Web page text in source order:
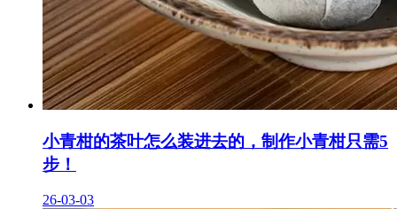
小青柑的茶叶怎么装进去的，制作小青柑只需5
步！
26-03-03